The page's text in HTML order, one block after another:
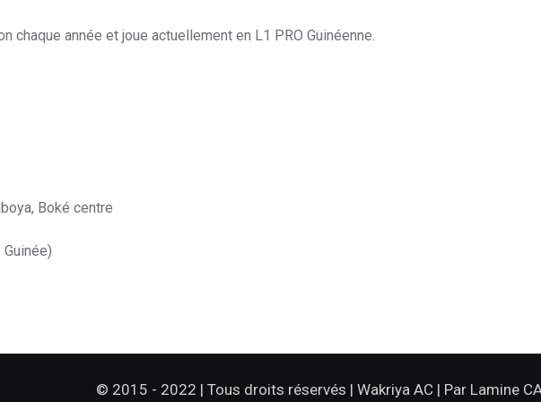
chaque année et joue actuellement en L1 PRO Guinéenne.
Boké centre
© 2015 - 2022 | Tous droits réservés | Wakriya AC | Par Lamine